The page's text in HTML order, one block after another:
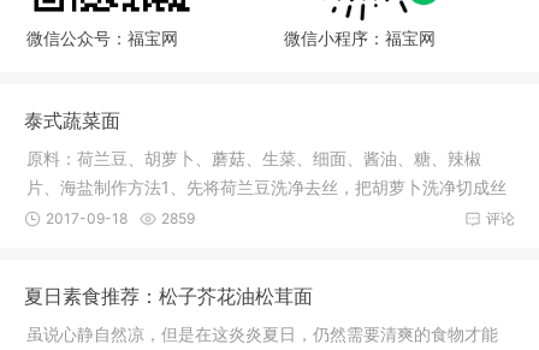
微信公众号：福宝网 微信小程序：福宝网
泰式蔬菜面
原料：荷兰豆、胡萝卜、蘑菇、生菜、细面、酱油、糖、辣椒
片、海盐制作方法1、先将荷兰豆洗净去丝，把胡萝卜洗净切成丝
状，蘑菇洗
评论
2017-09-18 2859
夏日素食推荐：松子芥花油松茸面
虽说心静自然凉，但是在这炎炎夏日，仍然需要清爽的食物才能